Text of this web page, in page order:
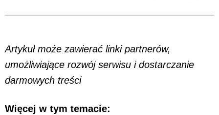
Artykuł może zawierać linki partnerów,
umożliwiające rozwój serwisu i dostarczanie
darmowych treści
Więcej w tym temacie: